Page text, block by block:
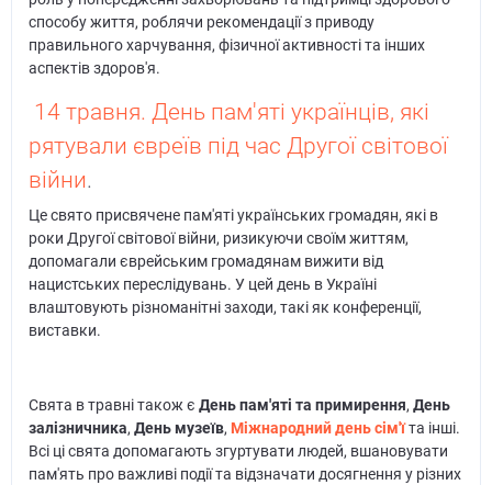
способу життя, роблячи рекомендації з приводу
правильного харчування, фізичної активності та інших
аспектів здоров'я.
14 травня. День пам'яті українців, які
рятували євреїв під час Другої світової
війни.
Це свято присвячене пам'яті українських громадян, які в
роки Другої світової війни, ризикуючи своїм життям,
допомагали єврейським громадянам вижити від
нацистських переслідувань. У цей день в Україні
влаштовують різноманітні заходи, такі як конференції,
виставки.
Свята в травні також є День пам'яті та примирення, День
залізничника, День музеїв, Міжнародний день сім'їта інші.
Всі ці свята допомагають згуртувати людей, вшановувати
пам'ять про важливі події та відзначати досягнення у різних